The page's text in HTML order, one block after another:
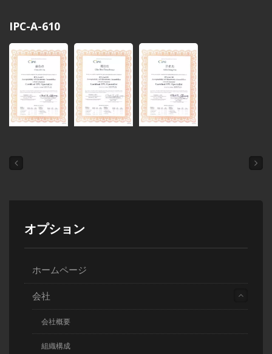
IPC-A-610
オプション
ホームページ
会社
会社概要
組織構成